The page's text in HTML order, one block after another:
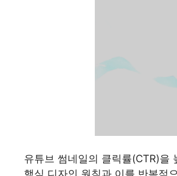
유튜브 썸네일의 클릭률(CTR)을
핵심 디자인 원칙과 이를 반복적